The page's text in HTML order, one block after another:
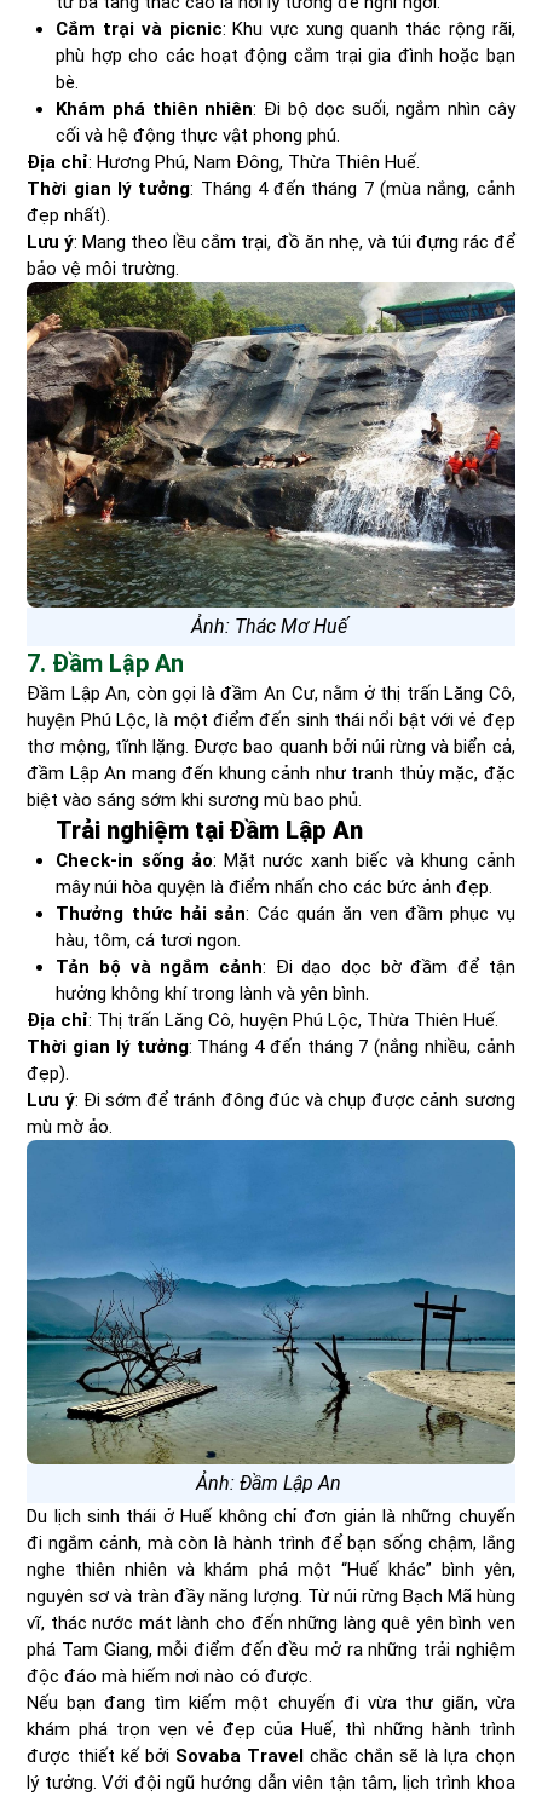
Cắm trại và picnic: Khu vực xung quanh thác rộng rãi,
phù hợp cho các hoạt động cắm trại gia đình hoặc bạn
bè.
Khám phá thiên nhiên: Đi bộ dọc suối, ngắm nhìn cây
cối và hệ động thực vật phong phú.
Địa chỉ: Hương Phú, Nam Đông, Thừa Thiên Huế.
Thời gian lý tưởng: Tháng 4 đến tháng 7 (mùa nắng, cảnh
đẹp nhất).
Lưu ý: Mang theo lều cắm trại, đồ ăn nhẹ, và túi đựng rác để
bảo vệ môi trường.
Ảnh: Thác Mơ Huế
7. Đầm Lập An
Đầm Lập An, còn gọi là đầm An Cư, nằm ở thị trấn Lăng Cô,
huyện Phú Lộc, là một điểm đến sinh thái nổi bật với vẻ đẹp
thơ mộng, tĩnh lặng. Được bao quanh bởi núi rừng và biển cả,
đầm Lập An mang đến khung cảnh như tranh thủy mặc, đặc
biệt vào sáng sớm khi sương mù bao phủ.
Trải nghiệm tại Đầm Lập An
Check-in sống ảo: Mặt nước xanh biếc và khung cảnh
mây núi hòa quyện là điểm nhấn cho các bức ảnh đẹp.
Thưởng thức hải sản: Các quán ăn ven đầm phục vụ
hàu, tôm, cá tươi ngon.
Tản bộ và ngắm cảnh: Đi dạo dọc bờ đầm để tận
hưởng không khí trong lành và yên bình.
Địa chỉ: Thị trấn Lăng Cô, huyện Phú Lộc, Thừa Thiên Huế.
Thời gian lý tưởng: Tháng 4 đến tháng 7 (nắng nhiều, cảnh
đẹp).
Lưu ý: Đi sớm để tránh đông đúc và chụp được cảnh sương
mù mờ ảo.
Ảnh: Đầm Lập An
Du lịch sinh thái ở Huế không chỉ đơn giản là những chuyến
đi ngắm cảnh, mà còn là hành trình để bạn sống chậm, lắng
nghe thiên nhiên và khám phá một “Huế khác” bình yên,
nguyên sơ và tràn đầy năng lượng. Từ núi rừng Bạch Mã hùng
vĩ, thác nước mát lành cho đến những làng quê yên bình ven
phá Tam Giang, mỗi điểm đến đều mở ra những trải nghiệm
độc đáo mà hiếm nơi nào có được.
Nếu bạn đang tìm kiếm một chuyến đi vừa thư giãn, vừa
khám phá trọn vẹn vẻ đẹp của Huế, thì những hành trình
được thiết kế bởi Sovaba Travelchắc chắn sẽ là lựa chọn
lý tưởng. Với đội ngũ hướng dẫn viên tận tâm, lịch trình khoa